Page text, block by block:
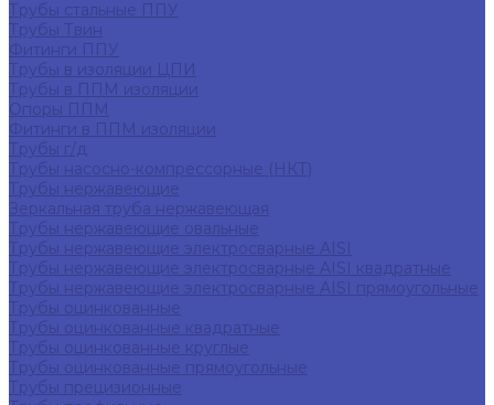
Трубы стальные ППУ
Трубы Твин
Фитинги ППУ
Трубы в изоляции ЦПИ
Трубы в ППМ изоляции
Опоры ППМ
Фитинги в ППМ изоляции
Трубы г/д
Трубы насосно-компрессорные (НКТ)
Трубы нержавеющие
Зеркальная труба нержавеющая
Трубы нержавеющие овальные
Трубы нержавеющие электросварные AISI
Трубы нержавеющие электросварные AISI квадратные
Трубы нержавеющие электросварные AISI прямоугольные
Трубы оцинкованные
Трубы оцинкованные квадратные
Трубы оцинкованные круглые
Трубы оцинкованные прямоугольные
Трубы прецизионные